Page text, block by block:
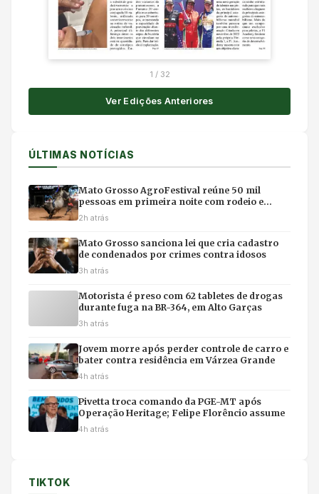
1 / 32
Ver Edições Anteriores
ÚLTIMAS NOTÍCIAS
Mato Grosso AgroFestival reúne 50 mil
pessoas em primeira noite com rodeio e
shows em Cuiabá
2h atrás
Mato Grosso sanciona lei que cria cadastro
de condenados por crimes contra idosos
3h atrás
Motorista é preso com 62 tabletes de drogas
durante fuga na BR-364, em Alto Garças
3h atrás
Jovem morre após perder controle de carro e
bater contra residência em Várzea Grande
4h atrás
Pivetta troca comando da PGE-MT após
Operação Heritage; Felipe Florêncio assume
4h atrás
TIKTOK